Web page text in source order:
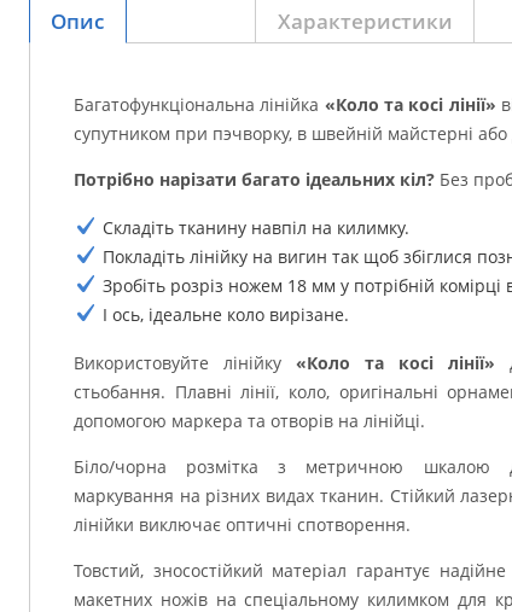
Опис Характеристики
Багатофункціональна лінійка «Коло та косі лінії»
супутником при пэчворку, в швейній майстерні або
Потрібно нарізати багато ідеальних кіл? Без
Складіть тканину навпіл на килимку.
Покладіть лінійку на вигин так щоб збіглися
Зробіть розріз ножем 18 мм у потрібній комірці
І ось, ідеальне коло вирізане.
Використовуйте лінійку «Коло та косі лінії»
стьобання. Плавні лінії, коло, оригінальні
допомогою маркера та отворів на лінійці.
Біло/чорна розмітка з метричною шкалою
маркування на різних видах тканин. Стійкий
лінійки виключає оптичні спотворення.
Товстий, зносостійкий матеріал гарантує
макетних ножів на спеціальному килимком для